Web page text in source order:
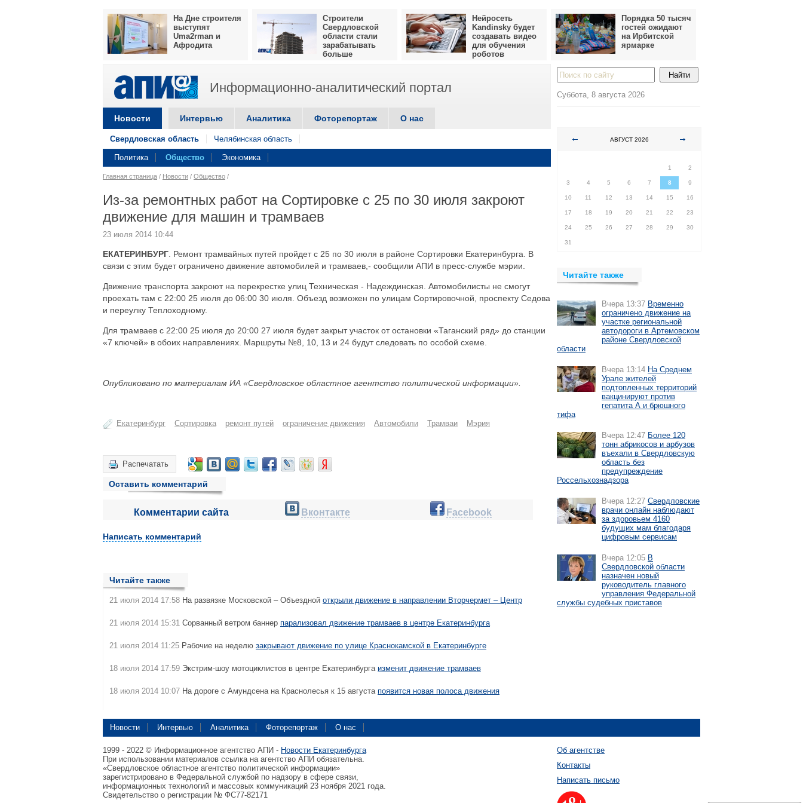
На Дне строителя
выступят
Uma2rman и
Афродита
Строители
Свердловской
области стали
зарабатывать
больше
Нейросеть
Kandinsky будет
создавать видео
для обучения
роботов
Порядка 50 тысяч
гостей ожидают
на Ирбитской
ярмарке
Информационно-аналитический портал
Новости Интервью Аналитика Фоторепортаж О нас
Свердловская область Челябинская область
Политика Общество Экономика
Главная страница / Новости / Общество /
Из-за ремонтных работ на Сортировке с 25 по 30 июля закроют
движение для машин и трамваев
23 июля 2014 10:44
ЕКАТЕРИНБУРГ . Ремонт трамвайных путей пройдет с 25 по 30 июля в районе Сортировки Екатеринбурга. В
связи с этим будет ограничено движение автомобилей и трамваев,- сообщили АПИ в пресс-службе мэрии.
Движение транспорта закроют на перекрестке улиц Техническая - Надеждинская. Автомобилисты не смогут
проехать там с 22:00 25 июля до 06:00 30 июля. Объезд возможен по улицам Сортировочной, проспекту Седова
и переулку Теплоходному.
Для трамваев с 22:00 25 июля до 20:00 27 июля будет закрыт участок от остановки «Таганский ряд» до станции
«7 ключей» в обоих направлениях. Маршруты №8, 10, 13 и 24 будут следовать по особой схеме.
Опубликовано по материалам ИА «Свердловское областное агентство политической информации».
Екатеринбург Сортировка ремонт путей ограничение движения Автомобили Трамваи Мэрия
Распечатать
Оставить комментарий
Комментарии сайта Вконтакте Facebook
Написать комментарий
Читайте также
21 июля 2014 17:58 На развязке Московской – Объездной открыли движение в направлении Вторчермет – Центр
21 июля 2014 15:31 Сорванный ветром баннер парализовал движение трамваев в центре Екатеринбурга
21 июля 2014 11:25 Рабочие на неделю закрывают движение по улице Краснокамской в Екатеринбурге
18 июля 2014 17:59 Экстрим-шоу мотоциклистов в центре Екатеринбурга изменит движение трамваев
18 июля 2014 10:07 На дороге с Амундсена на Краснолесья к 15 августа появится новая полоса движения
Суббота, 8 августа 2026
АВГУСТ 2026
1
2
3 4 5 6 7 8 9
10 11 12 13 14 15 16
17 18 19 20 21 22 23
24 25 26 27 28 29 30
31
Читайте также
Вчера 13:37 Временно
ограничено движение на
участке региональной
автодороги в Артемовском
районе Свердловской
области
Вчера 13:14 На Среднем
Урале жителей
подтопленных территорий
вакцинируют против
гепатита А и брюшного
тифа
Вчера 12:47 Более 120
тонн абрикосов и арбузов
въехали в Свердловскую
область без
предупреждение
Россельхознадзора
Вчера 12:27 Свердловские
врачи онлайн наблюдают
за здоровьем 4160
будущих мам благодаря
цифровым сервисам
Вчера 12:05 В
Свердловской области
назначен новый
руководитель главного
управления Федеральной
службы судебных приставов
Новости Интервью Аналитика Фоторепортаж О нас
1999 - 2022 © Информационное агентство АПИ - Новости Екатеринбурга
При использовании материалов ссылка на агентство АПИ обязательна.
«Свердловское областное агентство политической информации»
зарегистрировано в Федеральной службой по надзору в сфере связи,
информационных технологий и массовых коммуникаций 23 ноября 2021 года.
Свидетельство о регистрации № ФС77-82171
Об агентстве
Контакты
Написать письмо